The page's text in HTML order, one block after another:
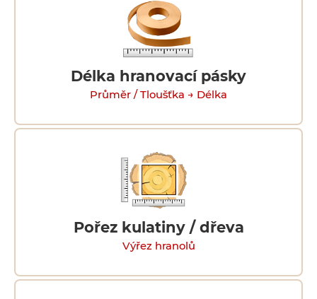
Délka hranovací pásky
Průměr / Tloušťka → Délka
Pořez kulatiny / dřeva
Výřez hranolů